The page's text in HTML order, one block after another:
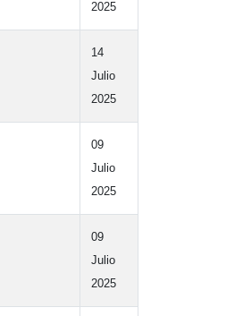
2025
14
Julio
2025
09
Julio
2025
09
Julio
2025